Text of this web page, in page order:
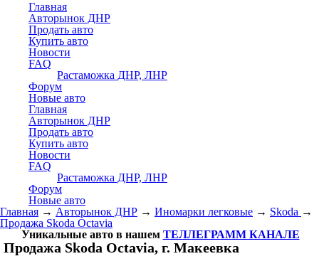
Главная
Авторынок ДНР
Продать авто
Купить авто
Новости
FAQ
Растаможка ДНР, ЛНР
Форум
Новые авто
Главная
Авторынок ДНР
Продать авто
Купить авто
Новости
FAQ
Растаможка ДНР, ЛНР
Форум
Новые авто
Главная → Авторынок ДНР → Иномарки легковые → Skoda →
Продажа Skoda Octavia
Уникальные авто в нашем ТЕЛЛЕГРАММ КАНАЛЕ
Продажа Skoda Octavia, г. Макеевка